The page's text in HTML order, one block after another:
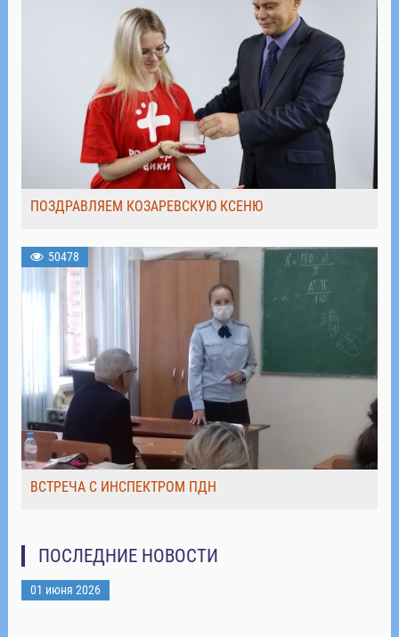
ПОЗДРАВЛЯЕМ КОЗАРЕВСКУЮ КСЕНЮ
50478
ВСТРЕЧА С ИНСПЕКТРОМ ПДН
ПОСЛЕДНИЕ НОВОСТИ
01 июня 2026